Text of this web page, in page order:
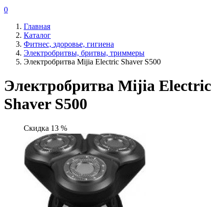
0
Главная
Каталог
Фитнес, здоровье, гигиена
Электробритвы, бритвы, триммеры
Электробритва Mijia Electric Shaver S500
Электробритва Mijia Electric
Shaver S500
Скидка 13 %